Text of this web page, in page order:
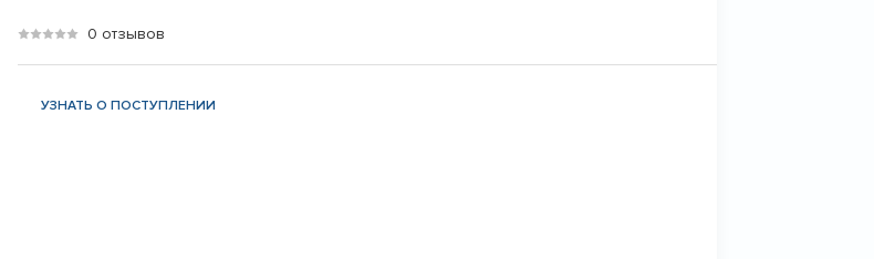
0 отзывов
УЗНАТЬ О ПОСТУПЛЕНИИ